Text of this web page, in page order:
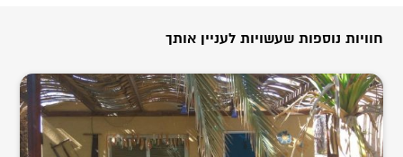
חוויות נוספות שעשויות לעניין אותך